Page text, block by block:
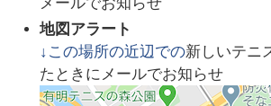
地図アラート
↓この場所の近辺での新しいテニ
たときにメールでお知らせ